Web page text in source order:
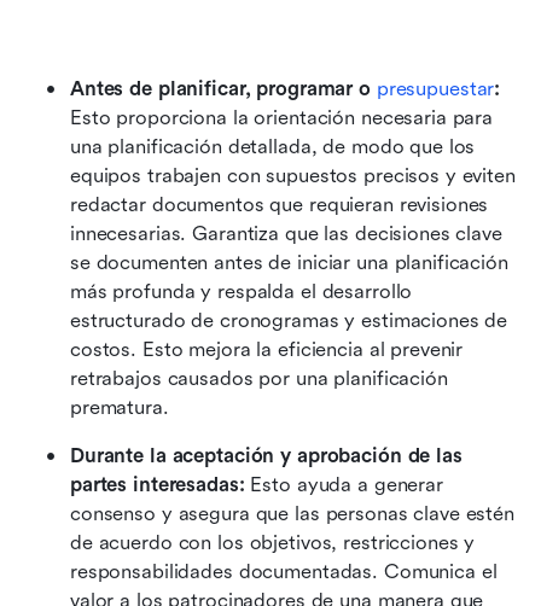
Antes de planificar, programar o presupuestar:
Esto proporciona la orientación necesaria para
una planificación detallada, de modo que los
equipos trabajen con supuestos precisos y eviten
redactar documentos que requieran revisiones
innecesarias. Garantiza que las decisiones clave
se documenten antes de iniciar una planificación
más profunda y respalda el desarrollo
estructurado de cronogramas y estimaciones de
costos. Esto mejora la eficiencia al prevenir
retrabajos causados por una planificación
prematura.
Durante la aceptación y aprobación de las
partes interesadas: Esto ayuda a generar
consenso y asegura que las personas clave estén
de acuerdo con los objetivos, restricciones y
responsabilidades documentadas. Comunica el
valor a los patrocinadores de una manera que